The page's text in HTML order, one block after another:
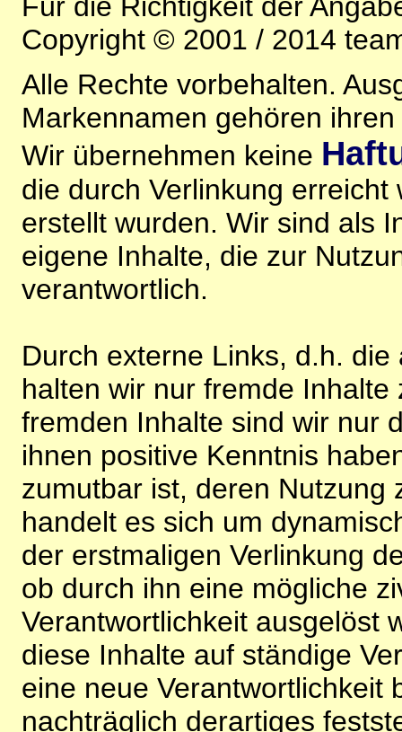
Copyright © 2001 / 2014
Alle Rechte vorbehalten.
Markennamen gehören
Wir übernehmen keine
die durch Verlinkung
erstellt wurden. Wir sind als
eigene Inhalte, die zur
verantwortlich.
Durch externe Links, d.h.
halten wir nur fremde
fremden Inhalte sind wir nur
ihnen positive Kenntnis
zumutbar ist, deren Nutzung
handelt es sich um
der erstmaligen Verlinkung
ob durch ihn eine mögliche
Verantwortlichkeit ausgelöst
diese Inhalte auf ständige
eine neue Verantwortlichkeit
nachträglich derartiges